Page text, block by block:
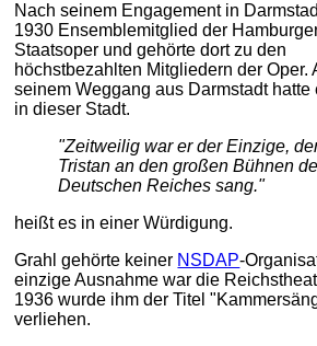
Nach seinem Engagement in
1930 Ensemblemitglied der
Staatsoper und gehörte dort zu den
höchstbezahlten Mitgliedern der Oper.
seinem Weggang aus Darmstadt hatte
in dieser Stadt.
"Zeitweilig war er der Einzige,
Tristan an den großen Bühnen
Deutschen Reiches sang."
heißt es in einer Würdigung.
Grahl gehörte keiner NSDAP-
einzige Ausnahme war die
1936 wurde ihm der Titel
verliehen.